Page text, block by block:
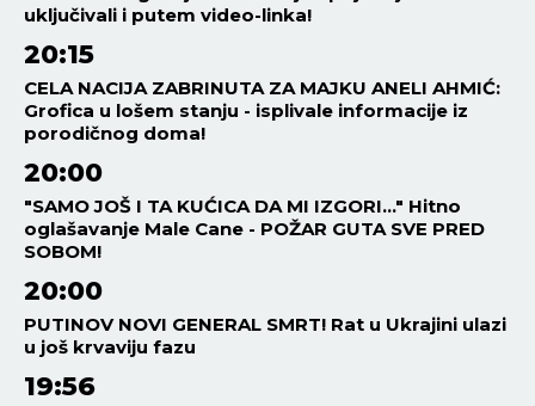
uključivali i putem video-linka!
20:15
CELA NACIJA ZABRINUTA ZA MAJKU ANELI AHMIĆ:
Grofica u lošem stanju - isplivale informacije iz
porodičnog doma!
20:00
"SAMO JOŠ I TA KUĆICA DA MI IZGORI..." Hitno
oglašavanje Male Cane - POŽAR GUTA SVE PRED
SOBOM!
20:00
PUTINOV NOVI GENERAL SMRT! Rat u Ukrajini ulazi
u još krvaviju fazu
19:56